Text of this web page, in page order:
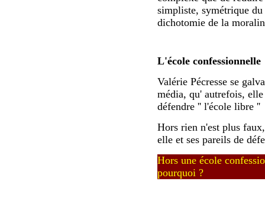
simpliste, symétrique
dichotomie de la
L'école confessionnelle
Valérie Pécresse se
média, qu' autrefois,
défendre '' l'école libre ''
Hors rien n'est plus
elle et ses pareils de
Hors une école
pourquoi ?